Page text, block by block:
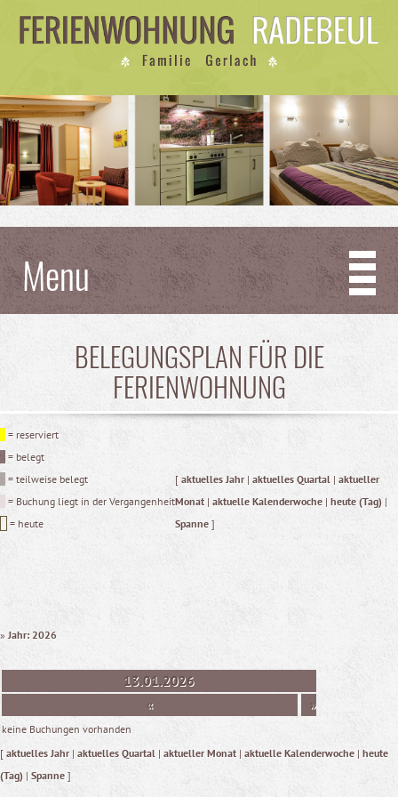
Menu
BELEGUNGSPLAN FÜR DIE
FERIENWOHNUNG
= reserviert
= belegt
= teilweise belegt
= Buchung liegt in der Vergangenheit
= heute
[ aktuelles Jahr| aktuelles Quartal | aktueller
Monat| aktuelle Kalenderwoche | heute (Tag) |
Spanne ]
» Jahr: 2026
13.01.2026
«
»
keine Buchungen vorhanden
[ aktuelles Jahr| aktuelles Quartal | aktueller Monat | aktuelle Kalenderwoche | heute
(Tag) | Spanne ]